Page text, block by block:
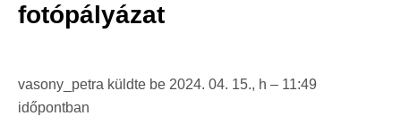
fotópályázat
vasony_petra küldte be 2024. 04. 15., h – 11:49
időpontban